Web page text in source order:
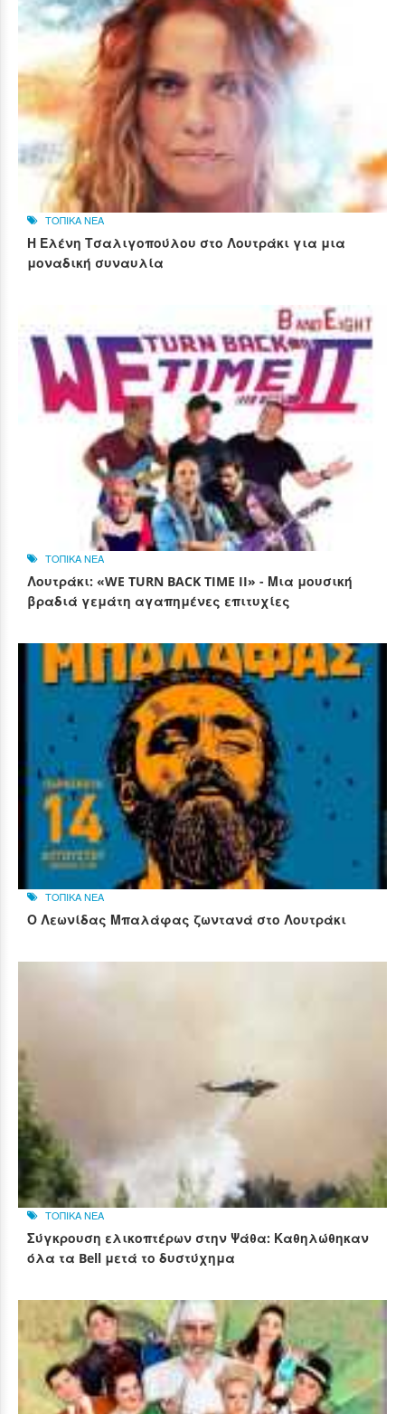
ΤΟΠΙΚΑ ΝΕΑ
Η Ελένη Τσαλιγοπούλου στο Λουτράκι για μια
μοναδική συναυλία
ΤΟΠΙΚΑ ΝΕΑ
Λουτράκι: «WE TURN BACK TIME II» - Μια μουσική
βραδιά γεμάτη αγαπημένες επιτυχίες
ΤΟΠΙΚΑ ΝΕΑ
Ο Λεωνίδας Μπαλάφας ζωντανά στο Λουτράκι
ΤΟΠΙΚΑ ΝΕΑ
Σύγκρουση ελικοπτέρων στην Ψάθα: Καθηλώθηκαν
όλα τα Bell μετά το δυστύχημα